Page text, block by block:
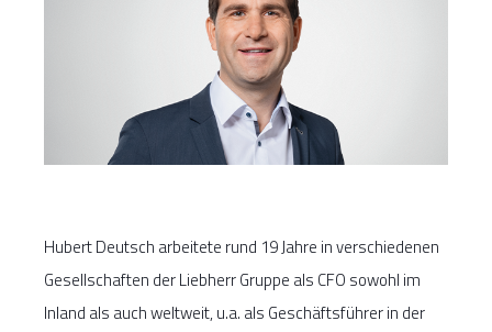
Hubert Deutsch arbeitete rund 19 Jahre in verschiedenen
Gesellschaften der Liebherr Gruppe als CFO sowohl im
Inland als auch weltweit, u.a. als Geschäftsführer in der